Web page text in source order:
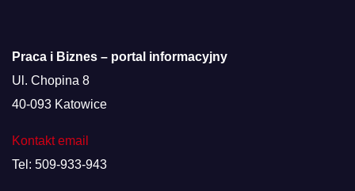
Praca i Biznes – portal informacyjny
Ul. Chopina 8
40-093 Katowice
Kontakt email
Tel: 509-933-943